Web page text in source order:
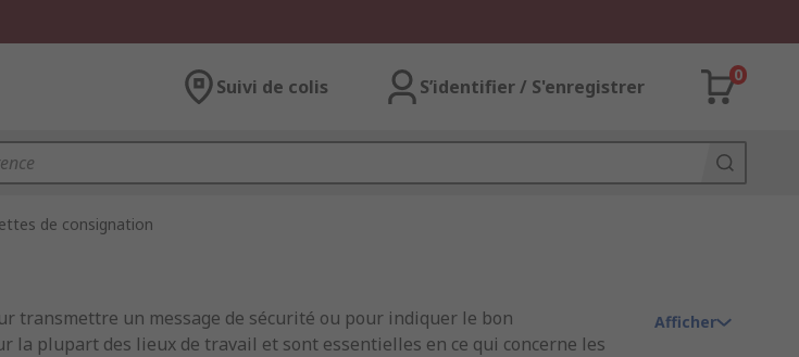
Suivi de colis S’identifier / S'enregistrer
0
de consignation
transmettre un message de sécurité ou pour indiquer le bon
plupart des lieux de travail et sont essentielles en ce qui concerne les
Afficher